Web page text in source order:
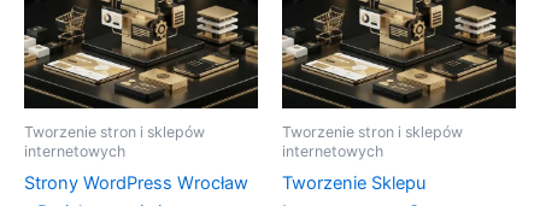
Tworzenie stron i sklepów
internetowych
Strony WordPress Wrocław
Tworzenie stron i sklepów
internetowych
Tworzenie Sklepu